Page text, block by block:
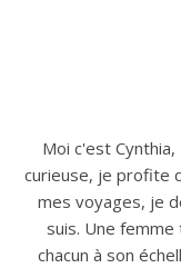
Moi c'est
curieuse, je profite
mes voyages, je
suis. Une
chacun à son